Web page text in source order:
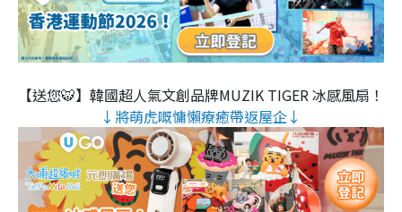
【送您🐯】韓國超人氣文創品牌MUZIK TIGER 冰感風扇！
↓將萌虎嘅慵懶療癒帶返屋企↓